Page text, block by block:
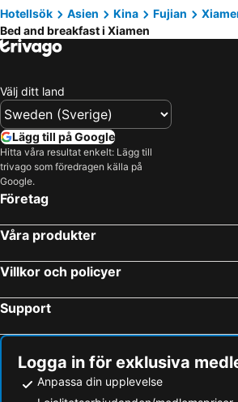
Hotellsök Asien Kina Fujian
Bed and breakfast i Xiamen
Välj ditt land
Lägg till på Google
Hitta våra resultat enkelt: Lägg till
trivago som föredragen källa på
Google.
Företag
Våra produkter
Villkor och policyer
Support
Logga in för exklusiva
Anpassa din upplevelse